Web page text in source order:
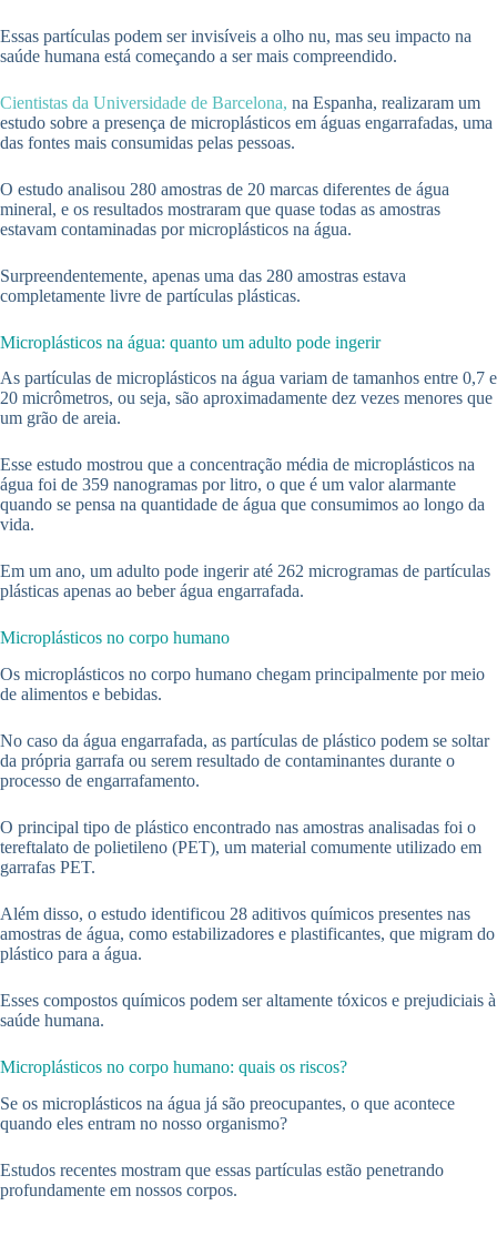
Essas partículas podem ser invisíveis a olho nu, mas seu impacto na
saúde humana está começando a ser mais compreendido.
Cientistas da Universidade de Barcelona, na Espanha, realizaram um
estudo sobre a presença de microplásticos em águas engarrafadas, uma
das fontes mais consumidas pelas pessoas.
O estudo analisou 280 amostras de 20 marcas diferentes de água
mineral, e os resultados mostraram que quase todas as amostras
estavam contaminadas por microplásticos na água.
Surpreendentemente, apenas uma das 280 amostras estava
completamente livre de partículas plásticas.
Microplásticos na água: quanto um adulto pode ingerir
As partículas de microplásticos na água variam de tamanhos entre 0,7 e
20 micrômetros, ou seja, são aproximadamente dez vezes menores que
um grão de areia.
Esse estudo mostrou que a concentração média de microplásticos na
água foi de 359 nanogramas por litro, o que é um valor alarmante
quando se pensa na quantidade de água que consumimos ao longo da
vida.
Em um ano, um adulto pode ingerir até 262 microgramas de partículas
plásticas apenas ao beber água engarrafada.
Microplásticos no corpo humano
Os microplásticos no corpo humano chegam principalmente por meio
de alimentos e bebidas.
No caso da água engarrafada, as partículas de plástico podem se soltar
da própria garrafa ou serem resultado de contaminantes durante o
processo de engarrafamento.
O principal tipo de plástico encontrado nas amostras analisadas foi o
tereftalato de polietileno (PET), um material comumente utilizado em
garrafas PET.
Além disso, o estudo identificou 28 aditivos químicos presentes nas
amostras de água, como estabilizadores e plastificantes, que migram do
plástico para a água.
Esses compostos químicos podem ser altamente tóxicos e prejudiciais à
saúde humana.
Microplásticos no corpo humano: quais os riscos?
Se os microplásticos na água já são preocupantes, o que acontece
quando eles entram no nosso organismo?
Estudos recentes mostram que essas partículas estão penetrando
profundamente em nossos corpos.